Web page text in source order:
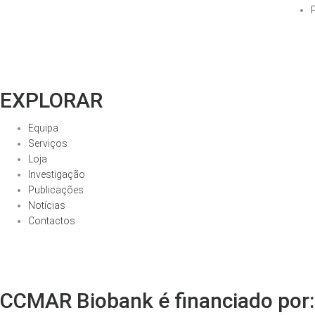
EXPLORAR
Equipa
Serviços
Loja
Investigação
Publicações
Notícias
Contactos
CCMAR Biobank é financiado por: